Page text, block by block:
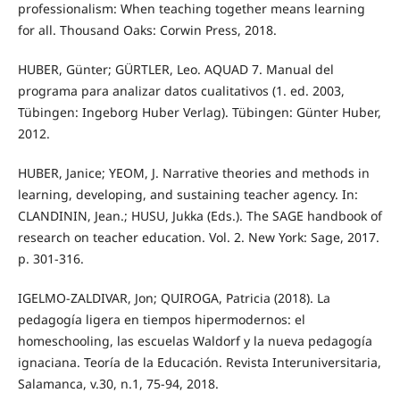
professionalism: When teaching together means learning
for all. Thousand Oaks: Corwin Press, 2018.
HUBER, Günter; GÜRTLER, Leo. AQUAD 7. Manual del
programa para analizar datos cualitativos (1. ed. 2003,
Tübingen: Ingeborg Huber Verlag). Tübingen: Günter Huber,
2012.
HUBER, Janice; YEOM, J. Narrative theories and methods in
learning, developing, and sustaining teacher agency. In:
CLANDININ, Jean.; HUSU, Jukka (Eds.). The SAGE handbook of
research on teacher education. Vol. 2. New York: Sage, 2017.
p. 301-316.
IGELMO-ZALDIVAR, Jon; QUIROGA, Patricia (2018). La
pedagogía ligera en tiempos hipermodernos: el
homeschooling, las escuelas Waldorf y la nueva pedagogía
ignaciana. Teoría de la Educación. Revista Interuniversitaria,
Salamanca, v.30, n.1, 75-94, 2018.